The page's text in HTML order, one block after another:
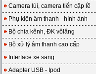
Camera lùi, camera tiến cập lề
Phụ kiện âm thanh - hình ảnh
Bộ chia kênh, ĐK vôlăng
Bộ xử lý âm thanh cao cấp
Interface xe sang
Adapter USB - Ipod